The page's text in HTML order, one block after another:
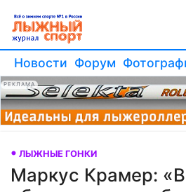
Новости Форум
РЕКЛАМА
ЛЫЖНЫЕ ГОНКИ
Маркус Крамер: